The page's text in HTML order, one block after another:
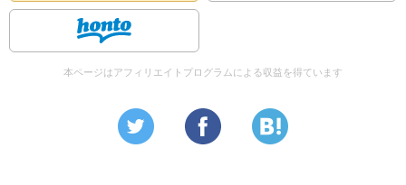
本ページはアフィリエイトプログラムによる収益を得ています